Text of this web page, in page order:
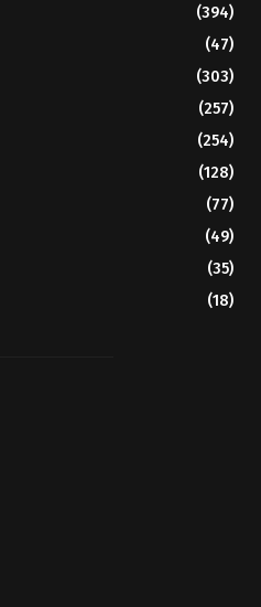
(394)
(47)
(303)
(257)
(254)
(128)
(77)
(49)
(35)
(18)